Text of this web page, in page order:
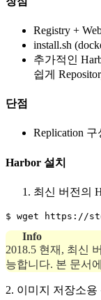
Registry +
install.sh
추가적인
쉽게
단점
Replication
Harbor 설치
최신 버전의
$ wget https://
Info
2018.5 현재, 최신
능합니다. 본 문서
2. 이미지 저장소용